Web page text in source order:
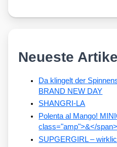
Neueste
Da klingelt der
BRAND NEW DAY
SHANGRI-LA
Polenta al Mango!
class="amp">&</
SUPGERGIRL –